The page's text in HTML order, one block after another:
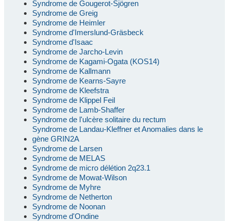
Syndrome de Gougerot-Sjögren
Syndrome de Greig
Syndrome de Heimler
Syndrome d'Imerslund-Gräsbeck
Syndrome d'Isaac
Syndrome de Jarcho-Levin
Syndrome de Kagami-Ogata (KOS14)
Syndrome de Kallmann
Syndrome de Kearns-Sayre
Syndrome de Kleefstra
Syndrome de Klippel Feil
Syndrome de Lamb-Shaffer
Syndrome de l'ulcère solitaire du rectum
Syndrome de Landau-Kleffner et Anomalies dans le
gène GRIN2A
Syndrome de Larsen
Syndrome de MELAS
Syndrome de micro délétion 2q23.1
Syndrome de Mowat-Wilson
Syndrome de Myhre
Syndrome de Netherton
Syndrome de Noonan
Syndrome d'Ondine